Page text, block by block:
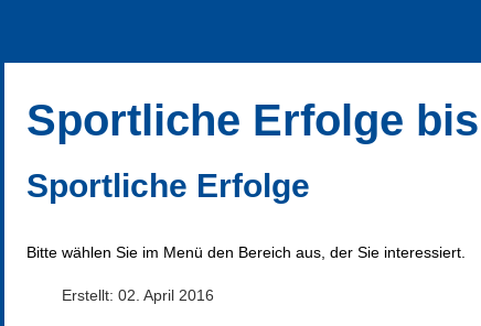
Sportliche Erfolge
Sportliche Erfolge
Bitte wählen Sie im Menü den Bereich aus, der Sie interessiert.
Erstellt: 02. April 2016